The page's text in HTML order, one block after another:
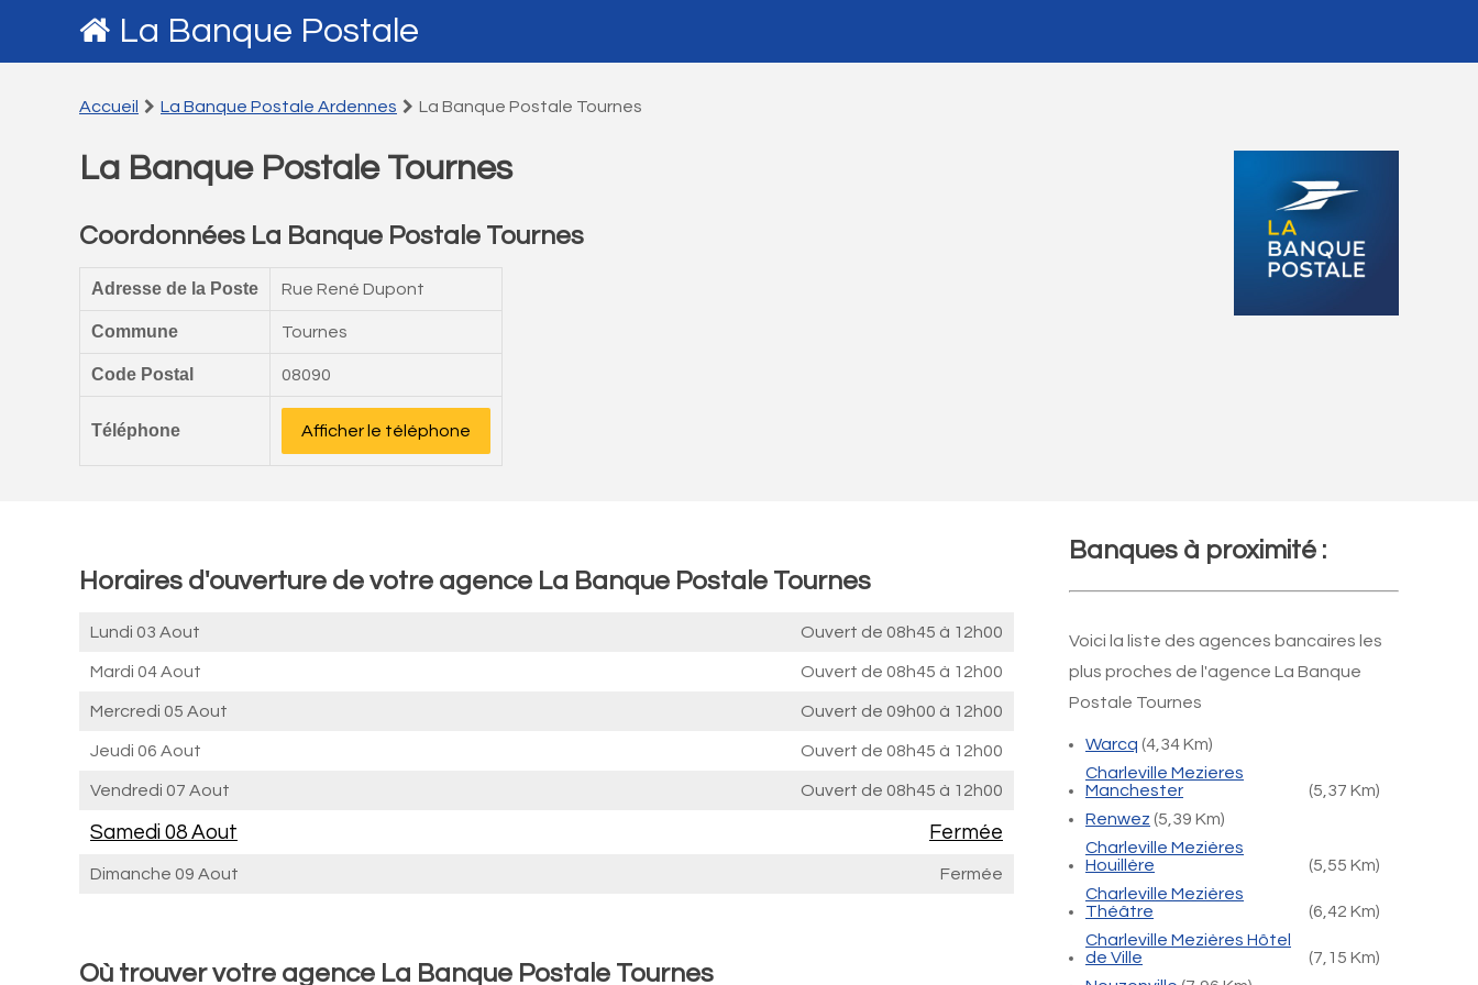
La Banque Postale
Accueil La Banque Postale Ardennes La Banque Postale Tournes
La Banque Postale Tournes
Coordonnées La Banque Postale Tournes
Adresse de la Poste Rue René Dupont
Commune Tournes
Code Postal 08090
Téléphone Afficher le téléphone
Horaires d'ouverture de votre agence La Banque Postale Tournes
Lundi 03 Aout Ouvert de 08h45 à 12h00
Mardi 04 Aout Ouvert de 08h45 à 12h00
Mercredi 05 Aout Ouvert de 09h00 à 12h00
Jeudi 06 Aout Ouvert de 08h45 à 12h00
Vendredi 07 Aout Ouvert de 08h45 à 12h00
Samedi 08 Aout Fermée
Dimanche 09 Aout Fermée
Où trouver votre agence La Banque Postale Tournes
Banques à proximité :
Voici la liste des agences bancaires les
plus proches de l'agence La Banque
Postale Tournes
Warcq (4,34 Km)
Charleville Mezieres
Manchester
(5,37 Km)
Renwez (5,39 Km)
Charleville Mezières
Houillère
(5,55 Km)
Charleville Mezières
Théâtre
(6,42 Km)
Charleville Mezières Hôtel
de Ville
(7,15 Km)